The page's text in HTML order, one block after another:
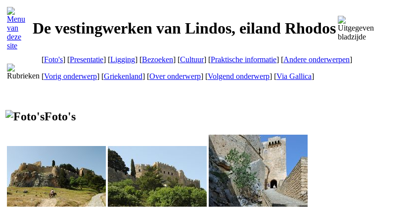
De vestingwerken van Lindos, eiland Rhodos
[Foto's] [Presentatie] [Ligging] [Bezoeken] [Cultuur] [Praktische informatie] [Andere onderwerpen]
[Vorig onderwerp] [Griekenland] [Over onderwerp] [Volgend onderwerp] [Via Gallica]
Foto's